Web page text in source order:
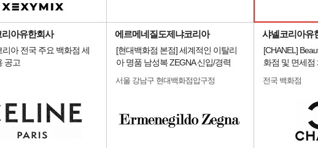
아유한회사
아 전국 주요 백화점 세
공고
에르메네질도제냐코리아
[현대백화점 본점] 세계적인 이탈리
아 명품 남성복 ZEGNA 신입/경력
서울 강남구 현대백화점압구정
샤넬코리아유
[CHANEL]
화점 및 면세점
전국 백화점